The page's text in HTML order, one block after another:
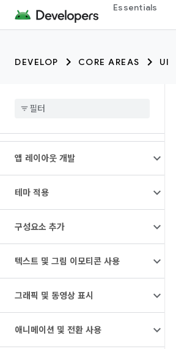
Essentials
DEVELOP CORE AREAS UI
앱 레이아웃 개발
테마 적용
구성요소 추가
텍스트 및 그림 이모티콘 사용
그래픽 및 동영상 표시
애니메이션 및 전환 사용